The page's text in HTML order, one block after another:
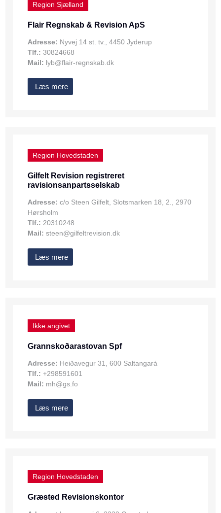
Region Sjælland
Flair Regnskab & Revision ApS
Adresse: Nyvej 14 st. tv., 4450 Jyderup
Tlf.: 30824668
Mail: lyb@flair-regnskab.dk
Læs mere
Region Hovedstaden
Gilfelt Revision registreret
ravisionsanpartsselskab
Adresse: c/o Steen Gilfelt, Slotsmarken 18, 2., 2970
Hørsholm
Tlf.: 20310248
Mail: steen@gilfeltrevision.dk
Læs mere
Ikke angivet
Grannskoðarastovan Spf
Adresse: Heiðavegur 31, 600 Saltangará
Tlf.: +298591601
Mail: mh@gs.fo
Læs mere
Region Hovedstaden
Græsted Revisionskontor